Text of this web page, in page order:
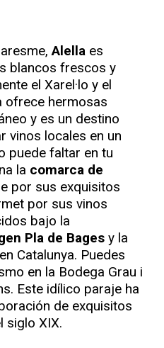
Alella es
blancos frescos y
el Xarel·lo y el
ofrece hermosas
y es un destino
vinos locales en un
puede faltar en tu
la comarca de
por sus exquisitos
por sus vinos
bajo la
Pla de Bages y la
Catalunya. Puedes
en la Bodega Grau i
Este idílico paraje ha
de exquisitos
siglo XIX.